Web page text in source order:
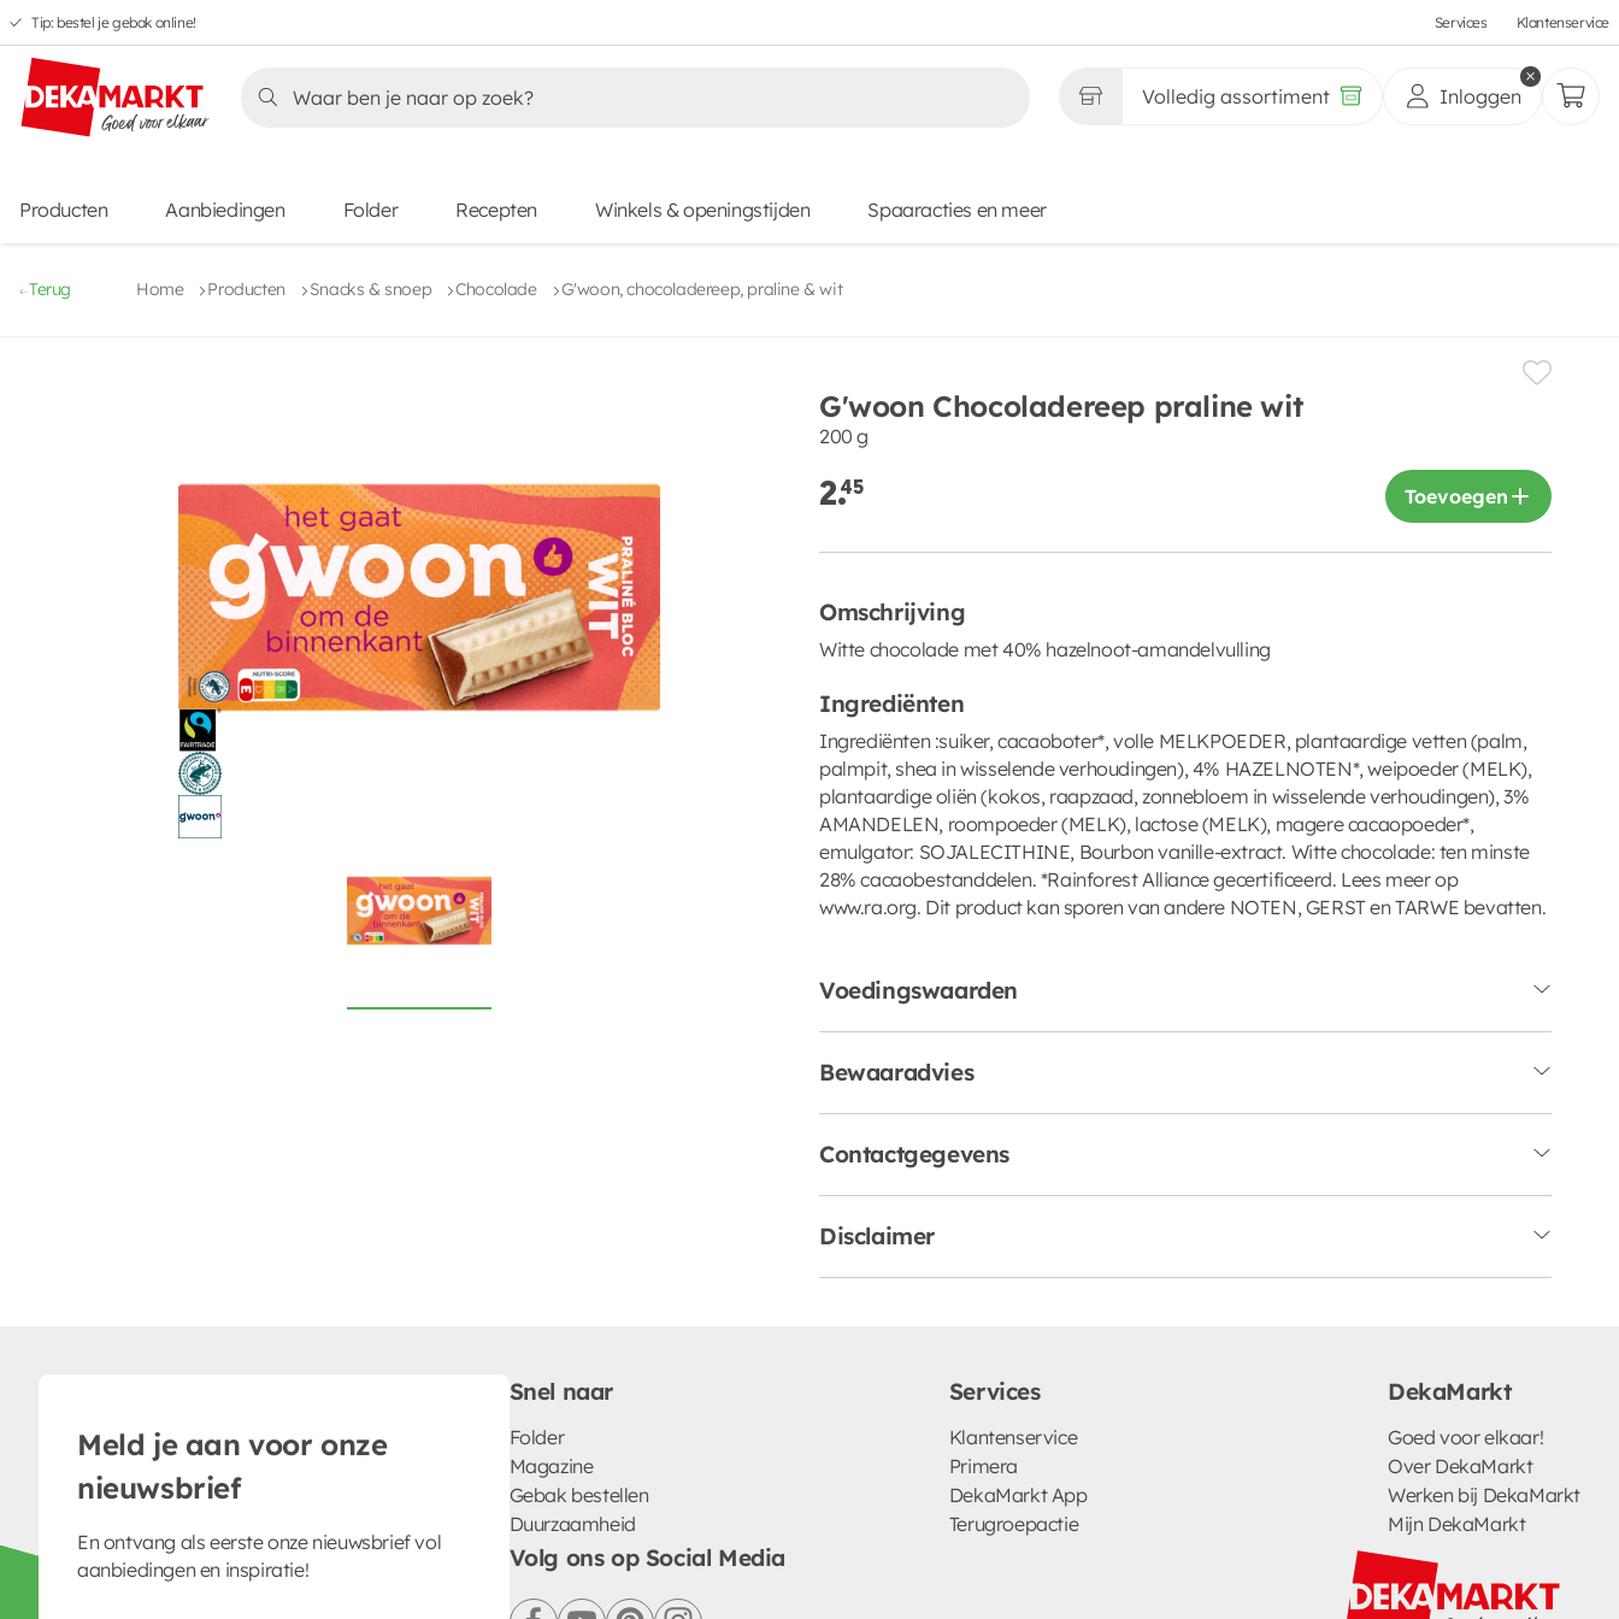
Overslaan
naar
hoofdnavigatie
Overslaan
naar
hoofdinhoud
Overslaan
naar
voettekstinhoud
Overslaan
naar
aanbiedingen
Tip: bestel je gebak online! Services Klantenservice
Volledig assortiment Inloggen
Producten Aanbiedingen Folder Recepten Winkels & openingstijden Spaaracties en meer
Terug Home Producten Snacks & snoep Chocolade G'woon, chocoladereep, praline & wit
G'woon Chocoladereep praline wit
200 g
2.45 Toevoegen
Omschrijving
Witte chocolade met 40% hazelnoot-amandelvulling
Ingrediënten
Ingrediënten :suiker, cacaoboter*, volle MELKPOEDER, plantaardige vetten (palm,
palmpit, shea in wisselende verhoudingen), 4% HAZELNOTEN*, weipoeder (MELK),
plantaardige oliën (kokos, raapzaad, zonnebloem in wisselende verhoudingen), 3%
AMANDELEN, roompoeder (MELK), lactose (MELK), magere cacaopoeder*,
emulgator: SOJALECITHINE, Bourbon vanille-extract. Witte chocolade: ten minste
28% cacaobestanddelen. *Rainforest Alliance gecertificeerd. Lees meer op
www.ra.org. Dit product kan sporen van andere NOTEN, GERST en TARWE bevatten.
Voedingswaarden
Bewaaradvies
Contactgegevens
Disclaimer
Meld je aan voor onze
nieuwsbrief
En ontvang als eerste onze nieuwsbrief vol
aanbiedingen en inspiratie!
Snel naar
Folder
Magazine
Gebak bestellen
Duurzaamheid
Services
Klantenservice
Primera
DekaMarkt App
Terugroepactie
DekaMarkt
Goed voor elkaar!
Over DekaMarkt
Werken bij DekaMarkt
Mijn DekaMarkt
Volg ons op Social Media